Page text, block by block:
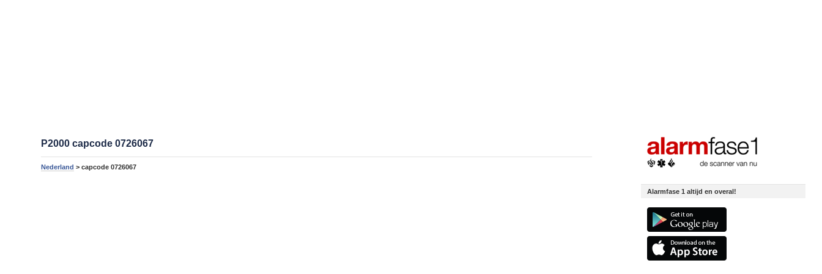
P2000 capcode 0726067
Nederland > capcode 0726067
Alarmfase 1 altijd en overal!